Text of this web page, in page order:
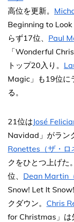
高位を更新。
Beginning to
らず17位、 Paul
「Wonderful
トップ20入り。
Magic」も19位に
る。
21位はJosé
Navidad」がラン
Ronettes（ザ・ロ
クをひとつ上げた。
位、 Dean Martin
Snow! Let It
クダウン。 Chris
for Christmas」は